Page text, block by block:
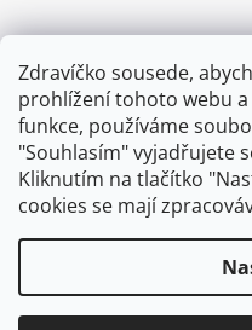
Zdravíčko sousede,
prohlížení tohoto webu
funkce, používáme
"Souhlasím" vyjadřujete
Kliknutím na tlačítko
cookies se mají
Certifikace
Copyright 2026ZAHRADA